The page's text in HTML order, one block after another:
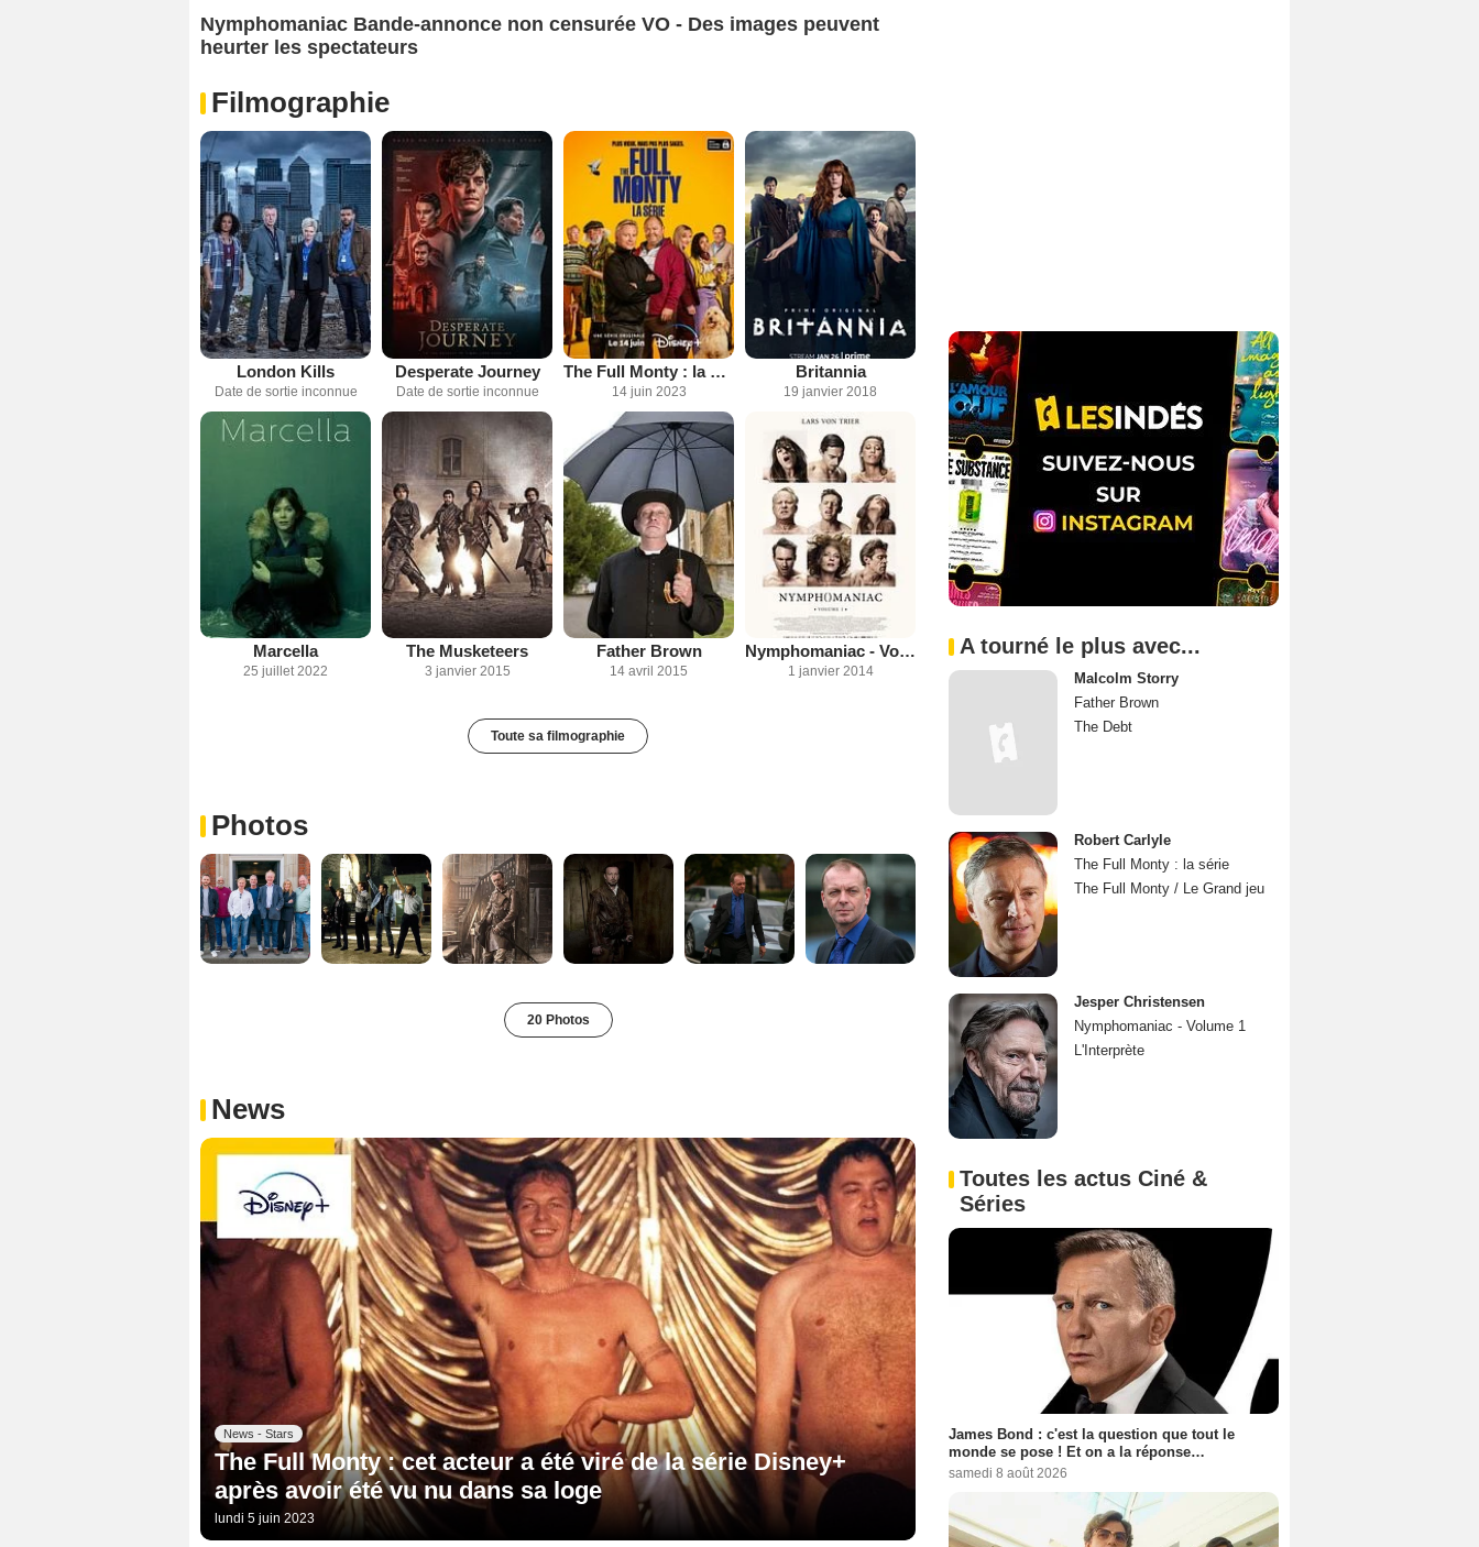
Nymphomaniac Bande-annonce non censurée VO - Des images peuvent
heurter les spectateurs
Filmographie
London Kills
Date de sortie inconnue
Desperate Journey
Date de sortie inconnue
The Full Monty : la série
14 juin 2023
Britannia
19 janvier 2018
Marcella
25 juillet 2022
The Musketeers
3 janvier 2015
Father Brown
14 avril 2015
Nymphomaniac - Volume 1
1 janvier 2014
Toute sa filmographie
Photos
20 Photos
News
News - Stars
The Full Monty : cet acteur a été viré de la série Disney+
après avoir été vu nu dans sa loge
lundi 5 juin 2023
A tourné le plus avec...
Malcolm Storry
Father Brown
The Debt
Robert Carlyle
The Full Monty : la série
The Full Monty / Le Grand jeu
Jesper Christensen
Nymphomaniac - Volume 1
L'Interprète
Toutes les actus Ciné &
Séries
James Bond : c'est la question que tout le
monde se pose ! Et on a la réponse…
samedi 8 août 2026